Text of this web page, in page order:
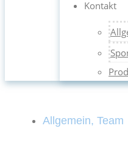
Kontakt
Allgemein, Team